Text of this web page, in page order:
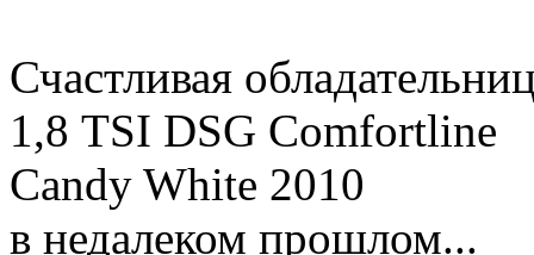
Счастливая
1,8 TSI DSG Comfortline
Candy White 2010
в недалеком прошлом...